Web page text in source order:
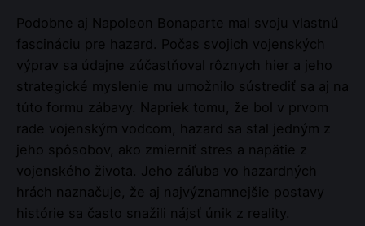
Podobne aj Napoleon Bonaparte mal svoju vlastnú
fascináciu pre hazard. Počas svojich vojenských
výprav sa údajne zúčastňoval rôznych hier a jeho
strategické myslenie mu umožnilo sústrediť sa aj na
túto formu zábavy. Napriek tomu, že bol v prvom
rade vojenským vodcom, hazard sa stal jedným z
jeho spôsobov, ako zmierniť stres a napätie z
vojenského života. Jeho záľuba vo hazardných
hrách naznačuje, že aj najvýznamnejšie postavy
histórie sa často snažili nájsť únik z reality.